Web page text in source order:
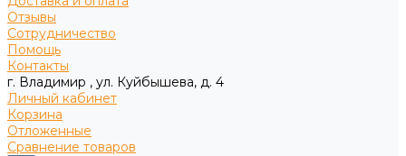
Отзывы
Сотрудничество
Помощь
Контакты
г. Владимир , ул. Куйбышева, д. 4
Личный кабинет
Корзина
Отложенные
Сравнение товаров